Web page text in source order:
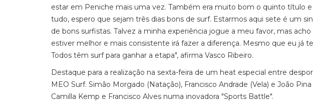
estar em Peniche mais uma vez. Também era muito bom o quinto título
tudo, espero que sejam três dias bons de surf. Estarmos aqui sete é um
de bons surfistas. Talvez a minha experiência jogue a meu favor, mas
estiver melhor e mais consistente irá fazer a diferença. Mesmo que eu já
Todos têm surf para ganhar a etapa", afirma Vasco Ribeiro.
Destaque para a realização na sexta-feira de um heat especial entre
MEO Surf. Simão Morgado (Natação), Francisco Andrade (Vela) e João
Camilla Kemp e Francisco Alves numa inovadora "Sports Battle".